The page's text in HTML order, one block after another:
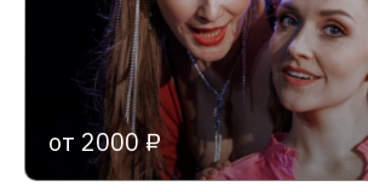
от 2000 ₽